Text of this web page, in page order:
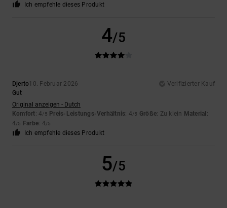
Ich empfehle dieses Produkt
4/5
Djerto10. Februar 2026
Verifizierter Kauf
Gut
Original anzeigen - Dutch
Komfort: 4/5 Preis-Leistungs-Verhältnis: 4/5 Größe: Zu klein Material :
4/5 Farbe: 4/5
Ich empfehle dieses Produkt
5/5